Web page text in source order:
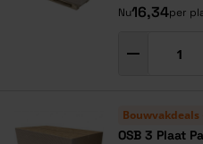
Nu16,34per
OSB 3 Plaat